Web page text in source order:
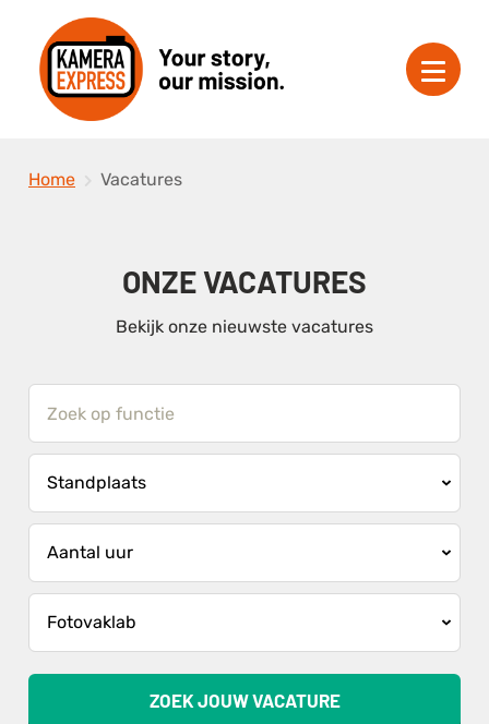
Home Vacatures
ONZE VACATURES
Bekijk onze nieuwste vacatures
ZOEK JOUW VACATURE